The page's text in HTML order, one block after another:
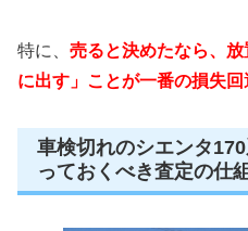
特に、 売ると決めたなら、
に出す」ことが一番の損失回
車検切れのシエンタ
っておくべき査定の仕